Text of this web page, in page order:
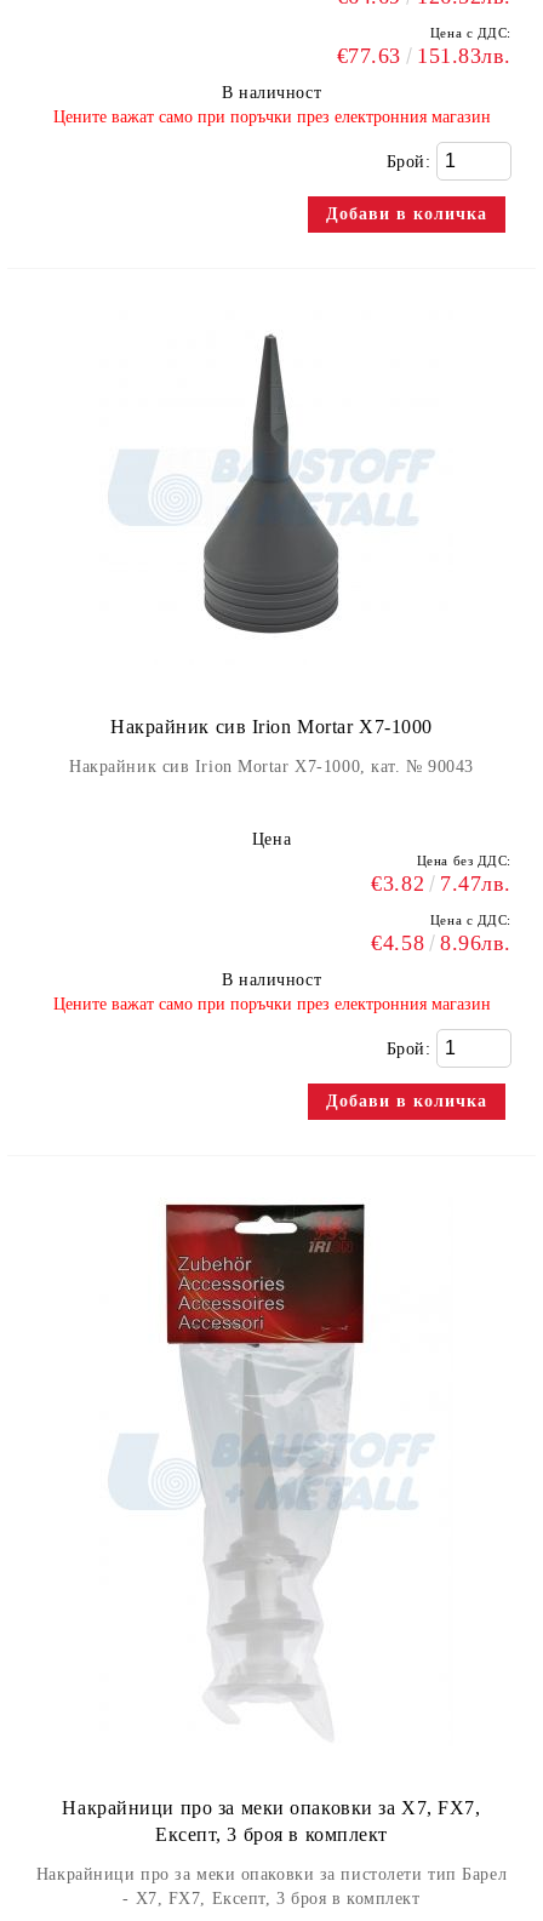
Цена с ДДС:
€77.63 151.83лв.
В наличност
​Цените важат само при поръчки през електронния магазин
Брой:
Накрайник сив Irion Mortar X7-1000
Накрайник сив Irion Mortar X7-1000, кат. № 90043
Цена
Цена без ДДС:
€3.82 7.47лв.
Цена с ДДС:
€4.58 8.96лв.
В наличност
​Цените важат само при поръчки през електронния магазин
Брой:
Накрайници про за меки опаковки за X7, FX7,
Ексепт, 3 броя в комплект
Накрайници про за меки опаковки за пистолети тип Барел
- X7, FX7, Ексепт, 3 броя в комплект